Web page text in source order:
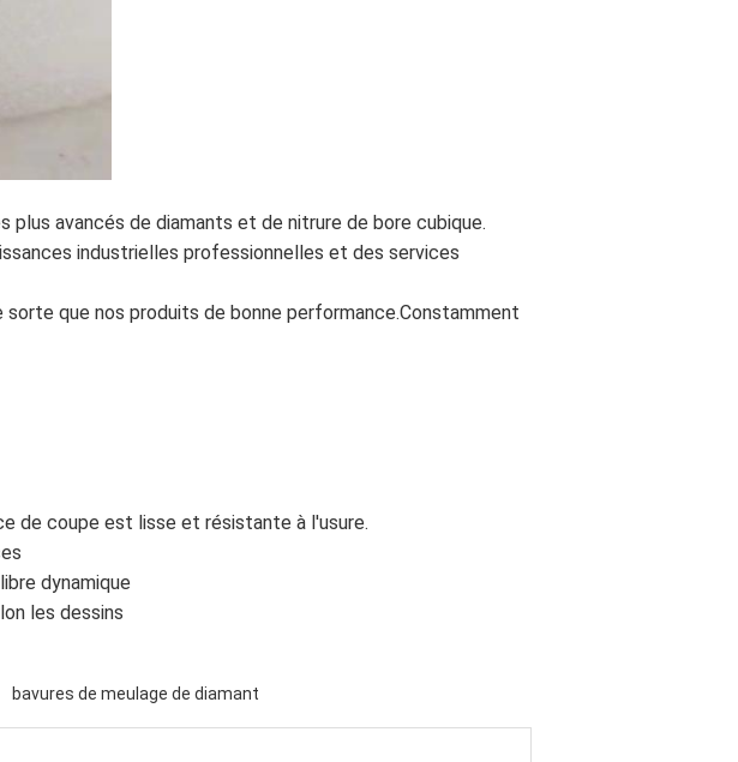
plus avancés de diamants et de nitrure de bore cubique.
industrielles professionnelles et des services
que nos produits de bonne performance.Constamment
de coupe est lisse et résistante à l'usure.
dynamique
les dessins
bavures de meulage de diamant